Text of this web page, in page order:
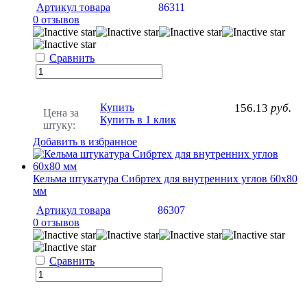
Артикул товара
86311
0 отзывов
Сравнить
Цена за
штуку:
156.13 руб.
Купить
Купить в 1 клик
Добавить в избранное
Кельма штукатура Сибртех для внутренних углов 60х80
мм
Артикул товара
86307
0 отзывов
Сравнить